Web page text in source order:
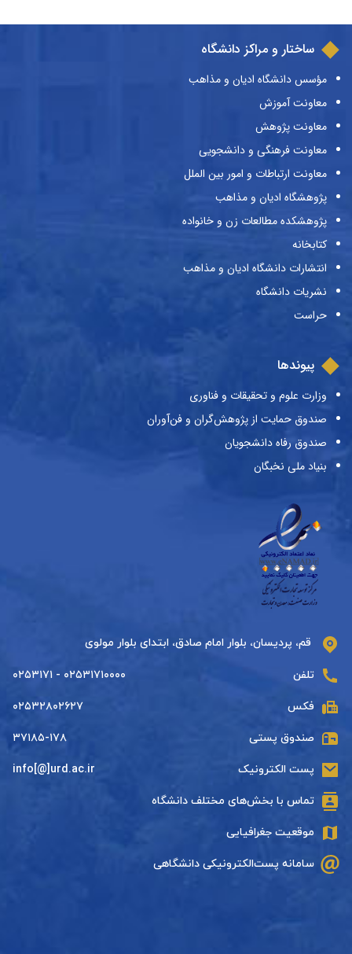
ساختار و مراکز دانشگاه
مؤسس دانشگاه ادیان و مذاهب
معاونت آموزش
معاونت پژوهش
معاونت فرهنگی و دانشجویی
معاونت ارتباطات و امور بین الملل
پژوهشگاه ادیان و مذاهب
پژوهشکده مطالعات زن و خانواده
کتابخانه
انتشارات دانشگاه ادیان و مذاهب
نشریات دانشگاه
حراست
پیوندها
وزارت علوم و تحقیقات و فناوری
صندوق حمایت از پژوهش‌گران و فن‌آوران
صندوق رفاه دانشجویان
بنیاد ملی نخبگان
قم، پردیسان، بلوار امام صادق، ابتدای بلوار مولوی
تلفن ۰۲۵۳۱۷۱۰۰۰۰ - ۰۲۵۳۱۷۱
فکس ۰۲۵۳۲۸۰۲۶۲۷
صندوق پستی ۳۷۱۸۵-۱۷۸
پست الکترونیک info[@]urd.ac.ir
تماس با بخش‌های مختلف دانشگاه
موقعیت جغرافیایی
سامانه پست‌الکترونیکی دانشگاهی